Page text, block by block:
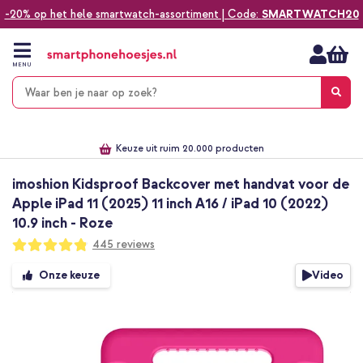
-20% op het hele smartwatch-assortiment | Code: SMARTWATCH20
naar
inhoud
MENU
Keuze uit ruim 20.000 producten
imoshion Kidsproof Backcover met handvat voor de
Apple iPad 11 (2025) 11 inch A16 / iPad 10 (2022)
10.9 inch - Roze
Waardering:
96
100
445 reviews
naar
Onze keuze Video